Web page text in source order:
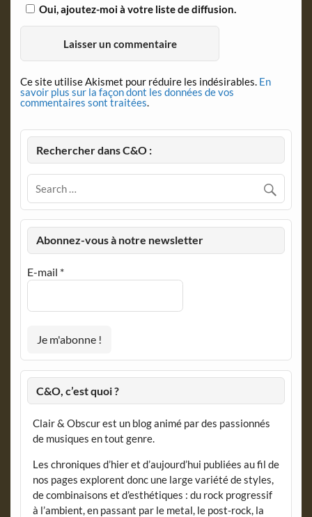
Oui, ajoutez-moi à votre liste de diffusion.
Ce site utilise Akismet pour réduire les indésirables. En
savoir plus sur la façon dont les données de vos
commentaires sont traitées.
Rechercher dans C&O :
Abonnez-vous à notre newsletter
E-mail *
C&O, c’est quoi ?
Clair & Obscur est un blog animé par des passionnés
de musiques en tout genre.
Les chroniques d’hier et d’aujourd’hui publiées au fil de
nos pages explorent donc une large variété de styles,
de combinaisons et d’esthétiques : du rock progressif
à l’ambient, en passant par le metal, le post-rock, la